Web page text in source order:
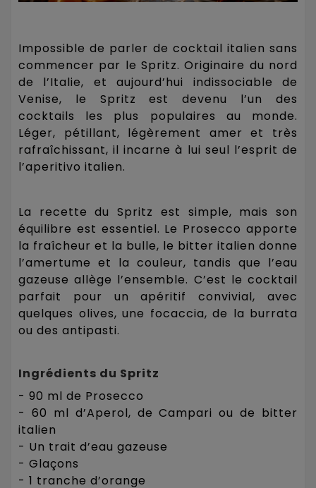
Impossible de parler de cocktail italien sans
commencer par le Spritz. Originaire du nord
de l’Italie, et aujourd’hui indissociable de
Venise, le Spritz est devenu l’un des
cocktails les plus populaires au monde.
Léger, pétillant, légèrement amer et très
rafraîchissant, il incarne à lui seul l’esprit de
l’aperitivo italien.
La recette du Spritz est simple, mais son
équilibre est essentiel. Le Prosecco apporte
la fraîcheur et la bulle, le bitter italien donne
l’amertume et la couleur, tandis que l’eau
gazeuse allège l’ensemble. C’est le cocktail
parfait pour un apéritif convivial, avec
quelques olives, une focaccia, de la burrata
ou des antipasti.
Ingrédients du Spritz
- 90 ml de Prosecco
- 60 ml d’Aperol, de Campari ou de bitter
italien
- Un trait d’eau gazeuse
- Glaçons
- 1 tranche d’orange